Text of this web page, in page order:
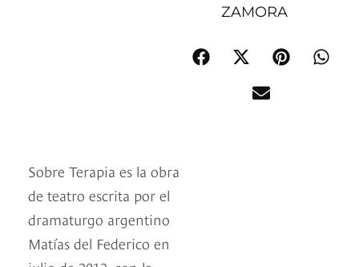
ZAMORA
Sobre Terapia es la obra
de teatro escrita por el
dramaturgo argentino
Matías del Federico en